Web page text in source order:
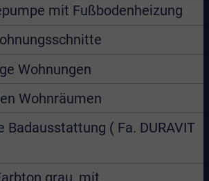
mit Fußbodenheizung
Wohnungen
Wohnräumen
Badausstattung ( Fa. DURAVIT
grau, mit